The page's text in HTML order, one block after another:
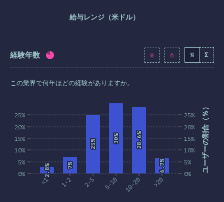
給与レンジ（米ドル）
経験年数 回答記入率： ) % Σ
この業界で何年ほどの経験がありますか。
0%
5%
10%
15%
20%
25% ユーザーの割合（％）
<1 1-2 2-5 5-10 10-20 >20
0%
5%
10%
15%
20%
25%
2.8%
2.8% 7%
7%
25%
25%
30%
30% 28.6%
28.6%
6.7%
6.7%